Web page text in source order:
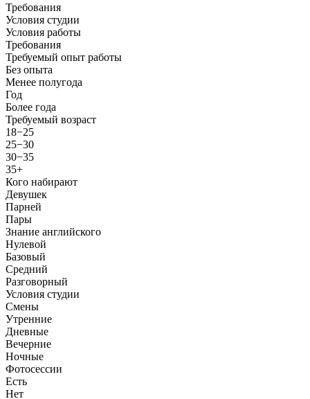
Требования
Условия студии
Условия работы
Требования
Требуемый опыт работы
Без опыта
Менее полугода
Год
Более года
Требуемый возраст
18−25
25−30
30−35
35+
Кого набирают
Девушек
Парней
Пары
Знание английского
Нулевой
Базовый
Средний
Разговорный
Условия студии
Смены
Утренние
Дневные
Вечерние
Ночные
Фотосессии
Есть
Нет